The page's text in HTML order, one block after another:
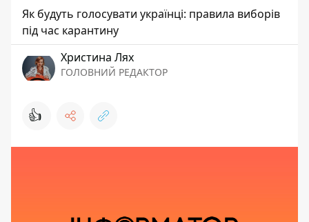
Як будуть голосувати українці: правила виборів
під час карантину
Христина Лях
ГОЛОВНИЙ РЕДАКТОР
👍